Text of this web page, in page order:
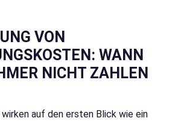
VON
WANN
NICHT ZAHLEN
auf den ersten Blick wie ein